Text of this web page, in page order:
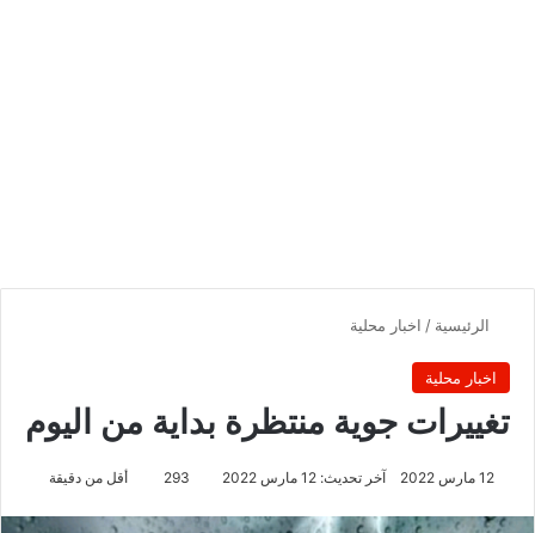
الرئيسية / اخبار محلية
اخبار محلية
تغييرات جوية منتظرة بداية من اليوم
12 مارس 2022 آخر تحديث: 12 مارس 2022 293 أقل من دقيقة